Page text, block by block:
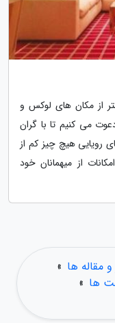
از مکان های لوکس و
می کنیم تا با گران
رویایی هیچ چیز کم از
از میهمانان خود
مقاله ها »
ها »